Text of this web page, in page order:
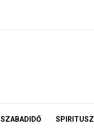
SZABADIDŐ SPIRITUSZ